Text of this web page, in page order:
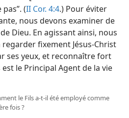
(II Cor. 4:4.) Pour éviter
nous devons examiner de
Dieu. En agissant ainsi, nous
fixement Jésus-Christ
ses yeux, et reconnaître fort
le Principal Agent de la vie
le Fils a-​t-​il été employé comme
fois ?